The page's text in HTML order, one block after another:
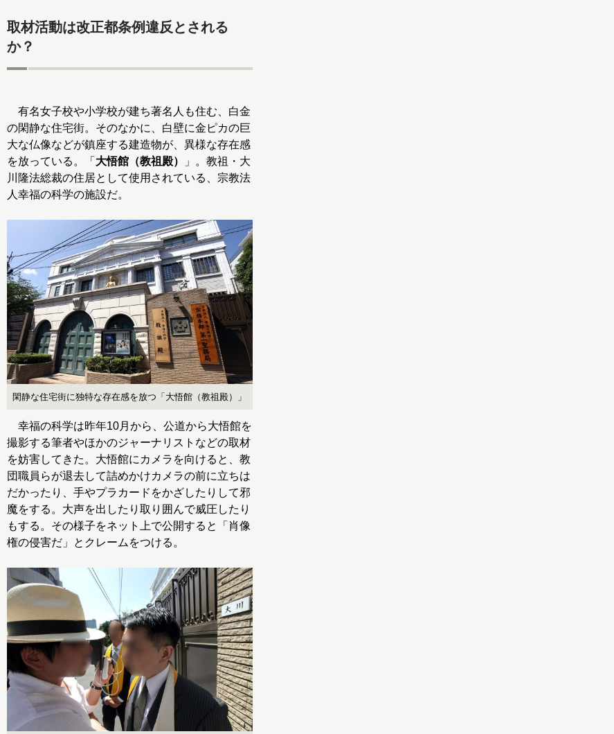
取材活動は改正都条例違反とされる
か？
有名女子校や小学校が建ち著名人も住む、白金
の閑静な住宅街。そのなかに、白壁に金ピカの巨
大な仏像などが鎮座する建造物が、異様な存在感
を放っている。「 大悟館（教祖殿）
」。教祖・大
川隆法総裁の住居として使用されている、宗教法
人幸福の科学の施設だ。
閑静な住宅街に独特な存在感を放つ「大悟館（教祖殿）」
幸福の科学は昨年10月から、公道から大悟館を
撮影する筆者やほかのジャーナリストなどの取材
を妨害してきた。大悟館にカメラを向けると、教
団職員らが退去して詰めかけカメラの前に立ちは
だかったり、手やプラカードをかざしたりして邪
魔をする。大声を出したり取り囲んで威圧したり
もする。その様子をネット上で公開すると「肖像
権の侵害だ」とクレームをつける。